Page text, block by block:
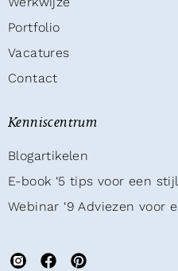
Portfolio
Vacatures
Contact
Kenniscentrum
Blogartikelen
E-book ‘5 tips voor een
Webinar ‘9 Adviezen voor